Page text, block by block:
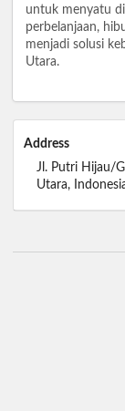
untuk menyatu
perbelanjaan,
menjadi solusi
Utara.
Address
Jl. Putri Hijau/
Utara,